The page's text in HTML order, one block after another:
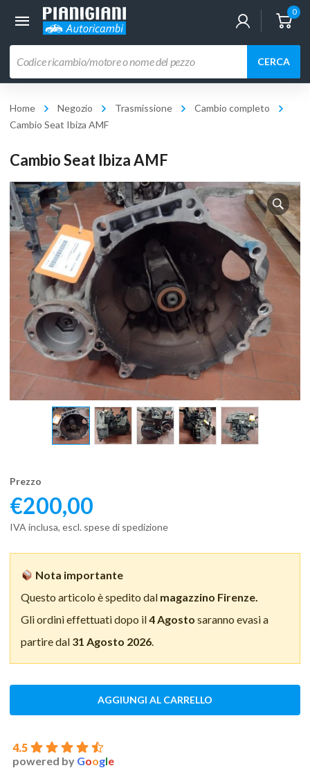
0
prodotti
CERCA
Home Negozio Trasmissione
Cambio completo
Cambio Seat Ibiza AMF
Cambio Seat Ibiza AMF
Prezzo
€200,00
IVA inclusa, escl. spese di spedizione
Nota importante
Questo articolo è spedito dal magazzino Firenze.
Gli ordini effettuati dopo il4 Agosto saranno evasi a
partire dal 31 Agosto 2026.
AGGIUNGI AL CARRELLO
4.5
powered by Google